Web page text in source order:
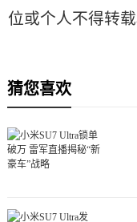
位或个人不得转载
猜您喜欢